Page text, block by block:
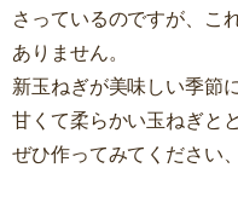
さっているのですが、こ
ありません。
新玉ねぎが美味しい季節
甘くて柔らかい玉ねぎと
ぜひ作ってみてください、